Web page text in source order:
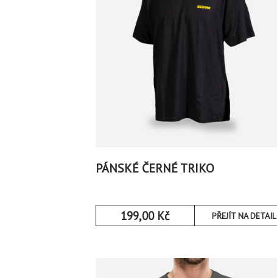
PÁNSKÉ ČERNÉ TRIKO
199,00 Kč PŘEJÍT NA DETAIL